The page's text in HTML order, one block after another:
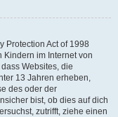
Protection Act of 1998
Kindern im Internet von
Websites, die
13 Jahren erheben,
des oder der
bist, ob dies auf dich
zutrifft, ziehe einen